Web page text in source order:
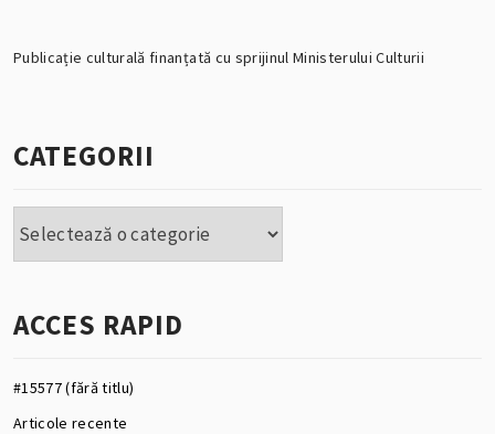
Publicație culturală finanțată cu sprijinul Ministerului Culturii
CATEGORII
ACCES RAPID
#15577 (fără titlu)
Articole recente